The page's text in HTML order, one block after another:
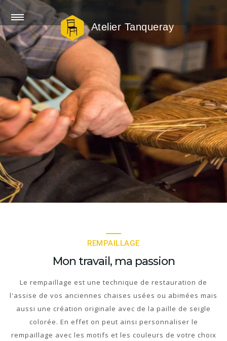
Atelier Tanqueray
REMPAILLAGE
Mon travail, ma passion
Le rempaillage est une technique de restauration de
l'assise de vos anciennes chaises usées ou abimées mais
aussi une création originale avec de la paille de seigle
colorée. En effet on peut ainsi personnaliser le
rempaillage avec les motifs et les couleurs de votre choix